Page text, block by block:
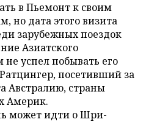
в Пьемонт к своим
но дата этого визита
зарубежных поездок
Азиатского
успел побывать его
посетивший за
Австралию, страны
Америк.
может идти о Шри-